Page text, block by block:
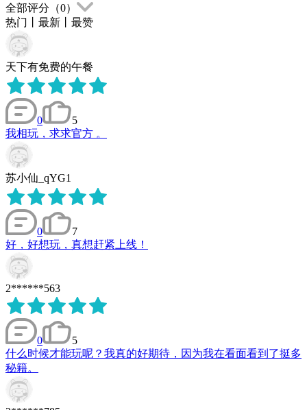
全部评分（0）
热门
最新 最赞
天下有免费的午餐
0
5
我相玩，求求官方 。
苏小仙_qYG1
0
7
好，好想玩，真想赶紧上线！
2******563
0
5
什么时候才能玩呢？我真的好期待，因为我在看面看到了挺多
秘籍。